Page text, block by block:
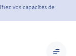
vos capacités de